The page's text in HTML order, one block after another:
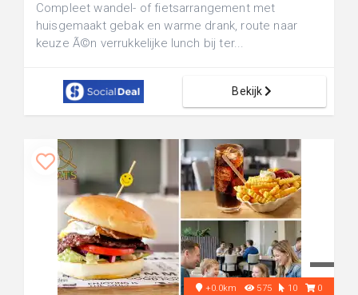
Compleet wandel- of fietsarrangement met
huisgemaakt gebak en warme drank, route naar
keuze Ã©n verrukkelijke lunch bij ter...
Bekijk
+0.0km 575 10 0